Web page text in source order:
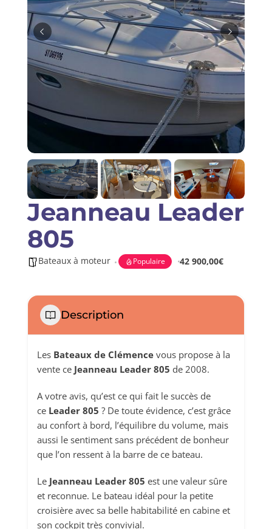
Saisir une annonce
Jeanneau Leader
805
Bateaux à moteur Populaire 42 900,00€
Description
Les Bateaux de Clémence vous propose à la
vente ce Jeanneau Leader 805 de 2008.
A votre avis, qu’est ce qui fait le succès de
ce Leader 805 ? De toute évidence, c’est grâce
au confort à bord, l’équilibre du volume, mais
aussi le sentiment sans précédent de bonheur
que l’on ressent à la barre de ce bateau.
Le Jeanneau Leader 805 est une valeur sûre
et reconnue. Le bateau idéal pour la petite
croisière avec sa belle habitabilité en cabine et
son cockpit très convivial.